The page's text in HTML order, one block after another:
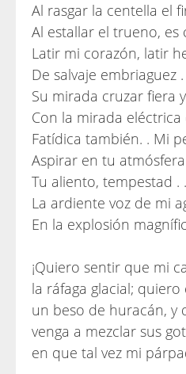
Al rasgar la centella el
Al estallar el trueno, es
Latir mi corazón, latir
De salvaje embriaguez
Su mirada cruzar fiera
Con la mirada eléctrica
Fatídica también. . Mi
Aspirar en tu
Tu aliento, tempestad .
La ardiente voz de mi
En la explosión
¡Quiero sentir que mi
la ráfaga glacial;
un beso de huracán, y
venga a mezclar sus
en que tal vez mi